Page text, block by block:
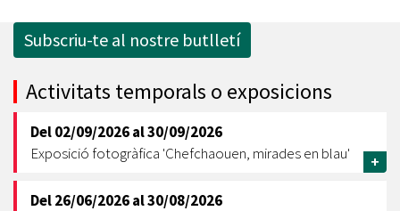
Subscriu-te al nostre butlletí
Activitats temporals o exposicions
Del02/09/2026al30/09/2026
Exposició fotogràfica 'Chefchaouen, mirades en blau'
+
Del26/06/2026al30/08/2026